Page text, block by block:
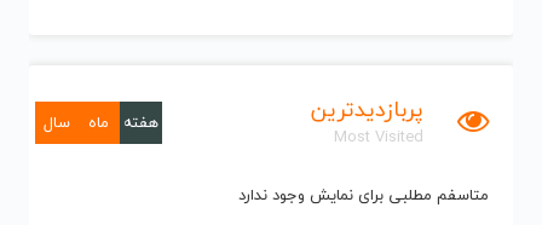
پربازدیدترین
Most Visited
هفته ماه سال
متاسفم مطلبی برای نمایش وجود ندارد